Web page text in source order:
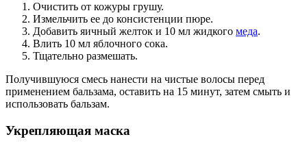
Очистить от кожуры грушу.
Измельчить ее до консистенции пюре.
Добавить яичный желток и 10 мл жидкого меда.
Влить 10 мл яблочного сока.
Тщательно размешать.
Получившуюся смесь нанести на чистые волосы перед
применением бальзама, оставить на 15 минут, затем смыть и
использовать бальзам.
Укрепляющая маска